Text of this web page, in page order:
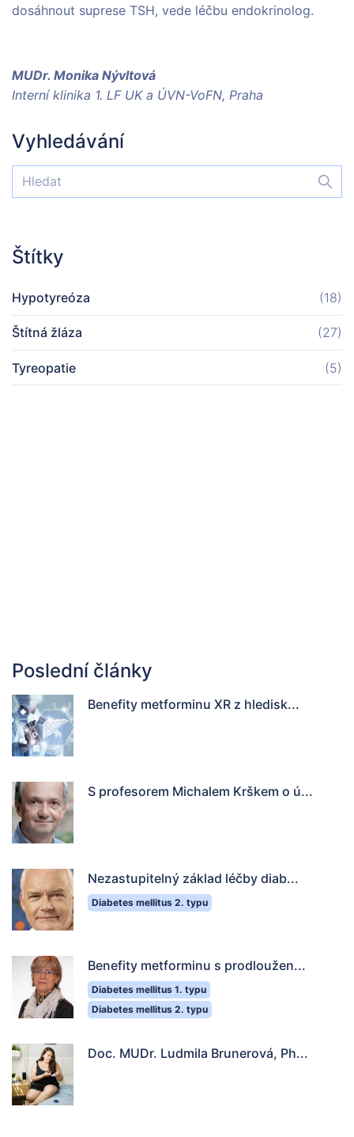
dosáhnout suprese TSH, vede léčbu endokrinolog.
MUDr. Monika Nývltová
Interní klinika 1. LF UK a ÚVN-VoFN, Praha
Vyhledávání
Štítky
Hypotyreóza (18)
Štítná žláza (27)
Tyreopatie (5)
Poslední články
Benefity metforminu XR z hledisk...
S profesorem Michalem Krškem o ú...
Nezastupitelný základ léčby diab...
Diabetes mellitus 2. typu
Benefity metforminu s prodloužen...
Diabetes mellitus 1. typu
Diabetes mellitus 2. typu
Doc. MUDr. Ludmila Brunerová, Ph...